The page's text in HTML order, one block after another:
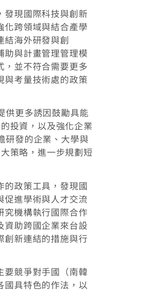
發現國際科技與創新
化跨領域與結合產學
結海外研發與創
助與計畫管理管理模
，並不符合需要更多
與考量技術處的政策
供更多誘因鼓勵具能
投資，以及強化企業
研發的企業、大學與
策略，進一步規劃短
的政策工具，發現國
促進學術與人才交流
究機構執行國際合作
資助跨國企業來台設
創新連結的措施與行
要競爭對手國（南韓
具特色的作法，以